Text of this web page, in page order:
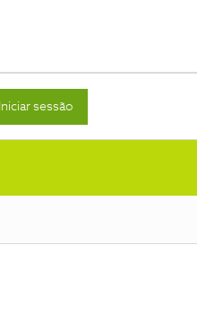
Iniciar sessão